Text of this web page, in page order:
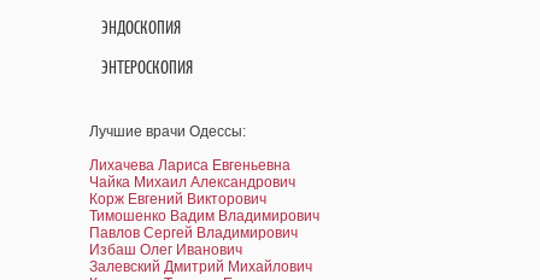
ЭНДОСКОПИЯ
ЭНТЕРОСКОПИЯ
Лучшие врачи Одессы:
Лихачева Лариса Евгеньевна
Чайка Михаил Александрович
Корж Евгений Викторович
Тимошенко Вадим Владимирович
Павлов Сергей Владимирович
Избаш Олег Иванович
Залевский Дмитрий Михайлович